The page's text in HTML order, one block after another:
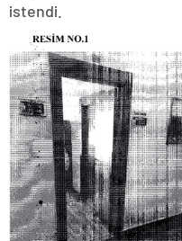
istendi.